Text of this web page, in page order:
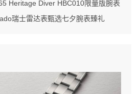
Heritage Diver HBC010限量版腕表
瑞士雷达表甄选七夕腕表臻礼